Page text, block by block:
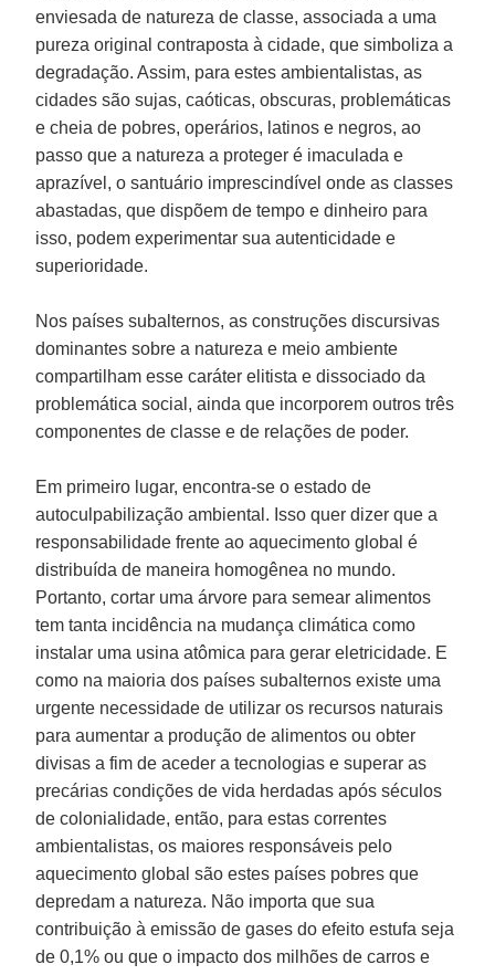
enviesada de natureza de classe, associada a uma
pureza original contraposta à cidade, que simboliza a
degradação. Assim, para estes ambientalistas, as
cidades são sujas, caóticas, obscuras, problemáticas
e cheia de pobres, operários, latinos e negros, ao
passo que a natureza a proteger é imaculada e
aprazível, o santuário imprescindível onde as classes
abastadas, que dispõem de tempo e dinheiro para
isso, podem experimentar sua autenticidade e
superioridade.
Nos países subalternos, as construções discursivas
dominantes sobre a natureza e meio ambiente
compartilham esse caráter elitista e dissociado da
problemática social, ainda que incorporem outros três
componentes de classe e de relações de poder.
Em primeiro lugar, encontra-se o estado de
autoculpabilização ambiental. Isso quer dizer que a
responsabilidade frente ao aquecimento global é
distribuída de maneira homogênea no mundo.
Portanto, cortar uma árvore para semear alimentos
tem tanta incidência na mudança climática como
instalar uma usina atômica para gerar eletricidade. E
como na maioria dos países subalternos existe uma
urgente necessidade de utilizar os recursos naturais
para aumentar a produção de alimentos ou obter
divisas a fim de aceder a tecnologias e superar as
precárias condições de vida herdadas após séculos
de colonialidade, então, para estas correntes
ambientalistas, os maiores responsáveis pelo
aquecimento global são estes países pobres que
depredam a natureza. Não importa que sua
contribuição à emissão de gases do efeito estufa seja
de 0,1% ou que o impacto dos milhões de carros e